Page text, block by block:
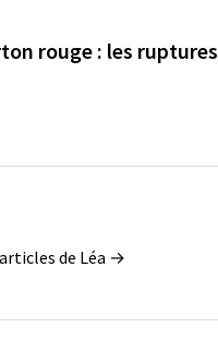
:
rouge : les ruptures
de Léa →